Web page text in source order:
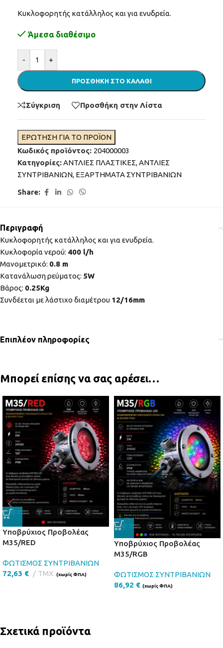
Κυκλοφορητής κατάλληλος και για ενυδρεία.
Άμεσα διαθέσιμο
- +
ΠΡΟΣΘΉΚΗ ΣΤΟ ΚΑΛΆΘΙ
Σύγκριση Προσθήκη στην Λίστα
ΕΡΩΤΗΣΗ ΓΙΑ ΤΟ ΠΡΟΪΟΝ
Κωδικός προϊόντος: 204000003
Κατηγορίες:ΑΝΤΛΙΕΣ ΠΛΑΣΤΙΚΕΣ,ΑΝΤΛΙΕΣ
ΣΥΝΤΡΙΒΑΝΙΩΝ, ΕΞΑΡΤΗΜΑΤΑ ΣΥΝΤΡΙΒΑΝΙΩΝ
Share:
Περιγραφή
Κυκλοφορητής κατάλληλος και για ενυδρεία.
Κυκλοφορία νερού: 400 l/h
Μανομετρικό: 0.8 m
Κατανάλωση ρεύματος: 5W
Βάρος: 0.25Kg
Συνδέεται με λάστιχο διαμέτρου 12/16mm
Επιπλέον πληροφορίες
Μπορεί επίσης να σας αρέσει…
Yποβρύχιος Προβολέας
Μ35/RED
ΦΩΤΙΣΜΟΣ ΣΥΝΤΡΙΒΑΝΙΩΝ
72,63 € ΤΜΧ (χωρίς ΦΠΑ)
Yποβρύχιος Προβολέας
Μ35/RGB
ΦΩΤΙΣΜΟΣ ΣΥΝΤΡΙΒΑΝΙΩΝ
86,92 € (χωρίς ΦΠΑ)
Σχετικά προϊόντα